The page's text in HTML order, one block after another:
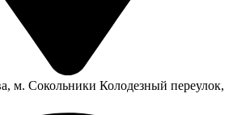
м. Сокольники Колодезный переулок,